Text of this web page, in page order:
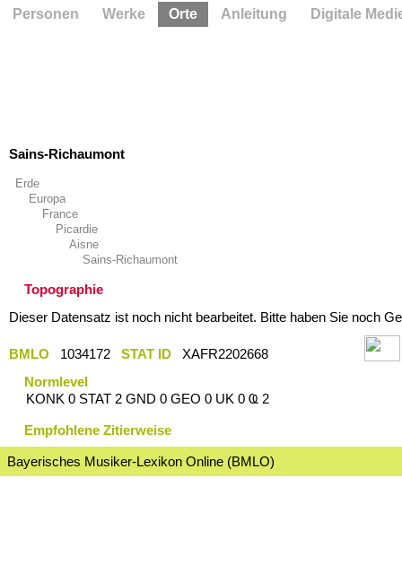
Sains-Richaumont
Erde
Europa
France
Picardie
Aisne
Sains-Richaumont
Topographie
Dieser Datensatz ist noch nicht bearbeitet. Bitte haben Sie noch
BMLO 1034172 STAT ID
XAFR2202668
Normlevel
KONK 0 STAT 2 GND 0 GEO 0 UK 0 Ҩ 2
Empfohlene Zitierweise
Bayerisches Musiker-Lexikon Online (BMLO)
Personen Werke Orte Anleitung Digitale